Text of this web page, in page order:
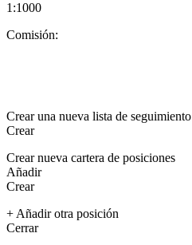
1:1000
Comisión:
Crear una nueva lista de seguimiento
Crear
Crear nueva cartera de posiciones
Añadir
Crear
+ Añadir otra posición
Cerrar